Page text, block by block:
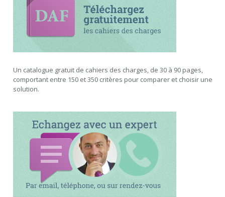
Un catalogue gratuit de cahiers des charges, de 30 à 90 pages,
comportant entre 150 et 350 critères pour comparer et choisir une
solution.